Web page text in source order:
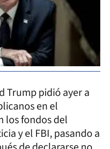
Trump pidió ayer a
en el
los fondos del
y el FBI, pasando a